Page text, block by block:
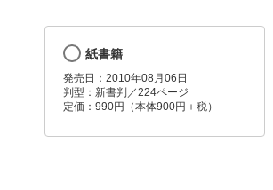
紙書籍
発売日：2010年08月06日
判型：新書判／224ページ
定価：990円（本体900円＋税）